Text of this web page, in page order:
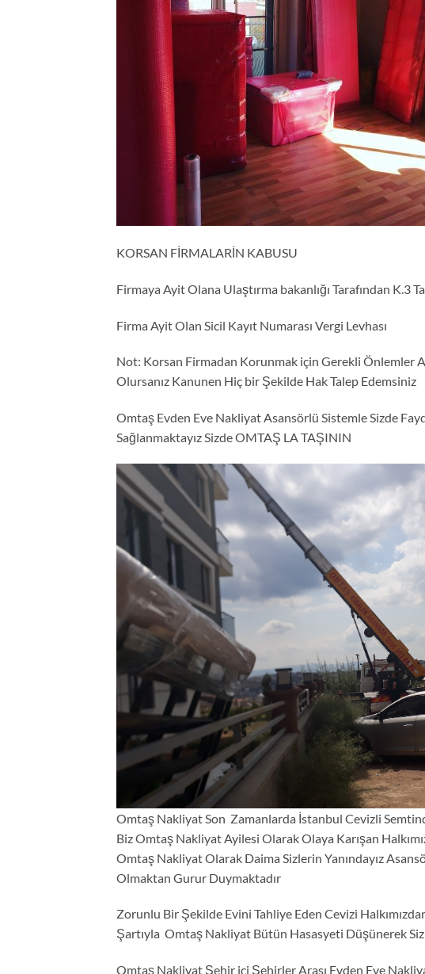
KORSAN FİRMALARİN KABUSU
Firmaya Ayit Olana Ulaştırma bakanlığı Tarafından K.3
Firma Ayit Olan Sicil Kayıt Numarası Vergi Levhası
Not: Korsan Firmadan Korunmak için Gerekli Önlemler
Olursanız Kanunen Hiç bir Şekilde Hak Talep Edemsiniz
Omtaş Evden Eve Nakliyat Asansörlü Sistemle Sizde
Sağlanmaktayız Sizde OMTAŞ LA TAŞININ
Omtaş Nakliyat Son Zamanlarda İstanbul Cevizli
Biz Omtaş Nakliyat Ayilesi Olarak Olaya Karışan
Omtaş Nakliyat Olarak Daima Sizlerin Yanındayız
Olmaktan Gurur Duymaktadır
Zorunlu Bir Şekilde Evini Tahliye Eden Cevizi
Şartıyla Omtaş Nakliyat Bütün Hasasyeti Düşünerek
Omtaş Nakliyat Şehir içi Şehirler Arası Evden Eve